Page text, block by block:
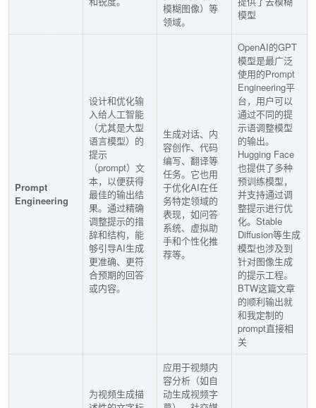
模糊图像）等
领域。
模型
Prompt
Engineering
设计和优化输
入给人工智能
（尤其是大型
语言模型）的
提示
（prompt）文
本，以便获得
最佳的输出结
果。通过精确
调整提示的措
辞和结构，能
够引导AI生成
更准确、更符
合预期的回答
或内容。
生成对话、内
容创作、代码
编写、翻译等
任务。它也用
于优化AI在任
务特定领域的
表现，如问答
系统、虚拟助
手和个性化推
荐等。
OpenAI的GPT
模型是最广泛
使用的Prompt
Engineering平
台，用户可以
通过不同的提
示语调整模型
的输出。
Hugging Face
也提供了多种
预训练模型，
并支持通过调
整提示进行优
化。Stable
Diffusion等生成
模型也涉及到
针对图像生成
的提示工程。
BTW这篇文章
的顺利输出就
和我定制的
prompt直接相
关
为视频生成描
应用于视频内
容分析（如自
动生成视频字